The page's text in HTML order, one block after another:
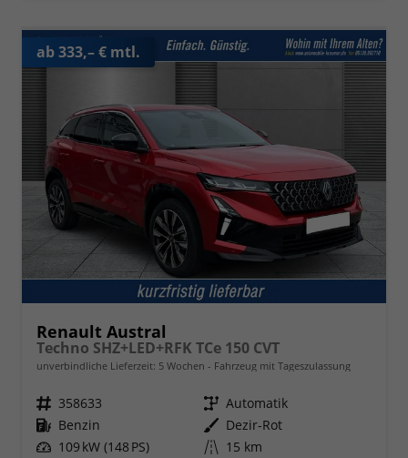
ab 333,– € mtl.
Renault Austral
Techno SHZ+LED+RFK TCe 150 CVT
unverbindliche Lieferzeit: 5 Wochen Fahrzeug mit Tageszulassung
Fahrzeugnr. 358633 Getriebe Automatik
Kraftstoff Benzin Außenfarbe Dezir-Rot
Leistung 109 kW (148 PS) Kilometerstand 15 km